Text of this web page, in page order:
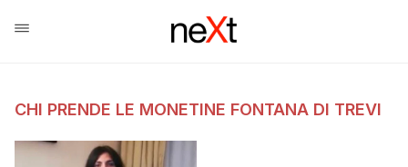
CHI PRENDE LE MONETINE FONTANA DI TREVI